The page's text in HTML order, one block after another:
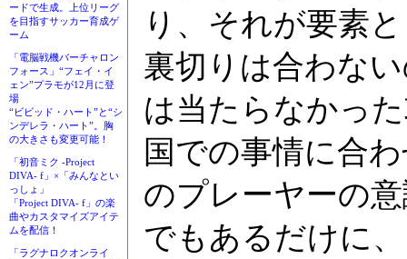
ードで生成。上位リーグ
を目指すサッカー育成ゲ
ーム
「電脳戦機バーチャロン
フォース」“フェイ・イ
ェン”プラモが12月に登
場
“ビビッド・ハート”と“シ
ンデレラ・ハート”。胸
の大きさも変更可能！
「初音ミク -Project
DIVA- f」×「みんなとい
っしょ」
「Project DIVA- f」の楽
曲やカスタマイズアイテ
ムを配信！
「ラグナロクオンライ
り、それが要素
裏切りは合わな
は当たらなかっ
国での事情に合
のプレーヤーの
でもあるだけに